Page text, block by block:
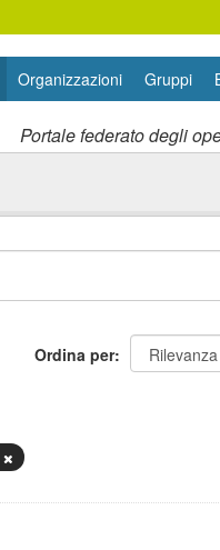
Portale federato degli
Organizzazioni Gruppi
Ordina per